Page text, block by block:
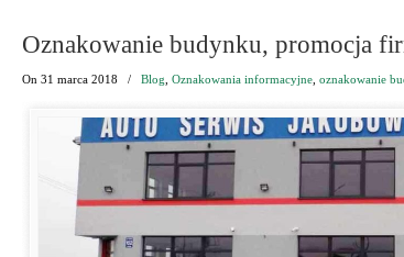
Oznakowanie budynku, promocja
On 31 marca 2018 / Blog Oznakowania informacyjne oznakowanie